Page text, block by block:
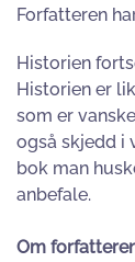
Forfatteren
Historien
Historien er
som er
også skjedd i
bok man
anbefale.
Om